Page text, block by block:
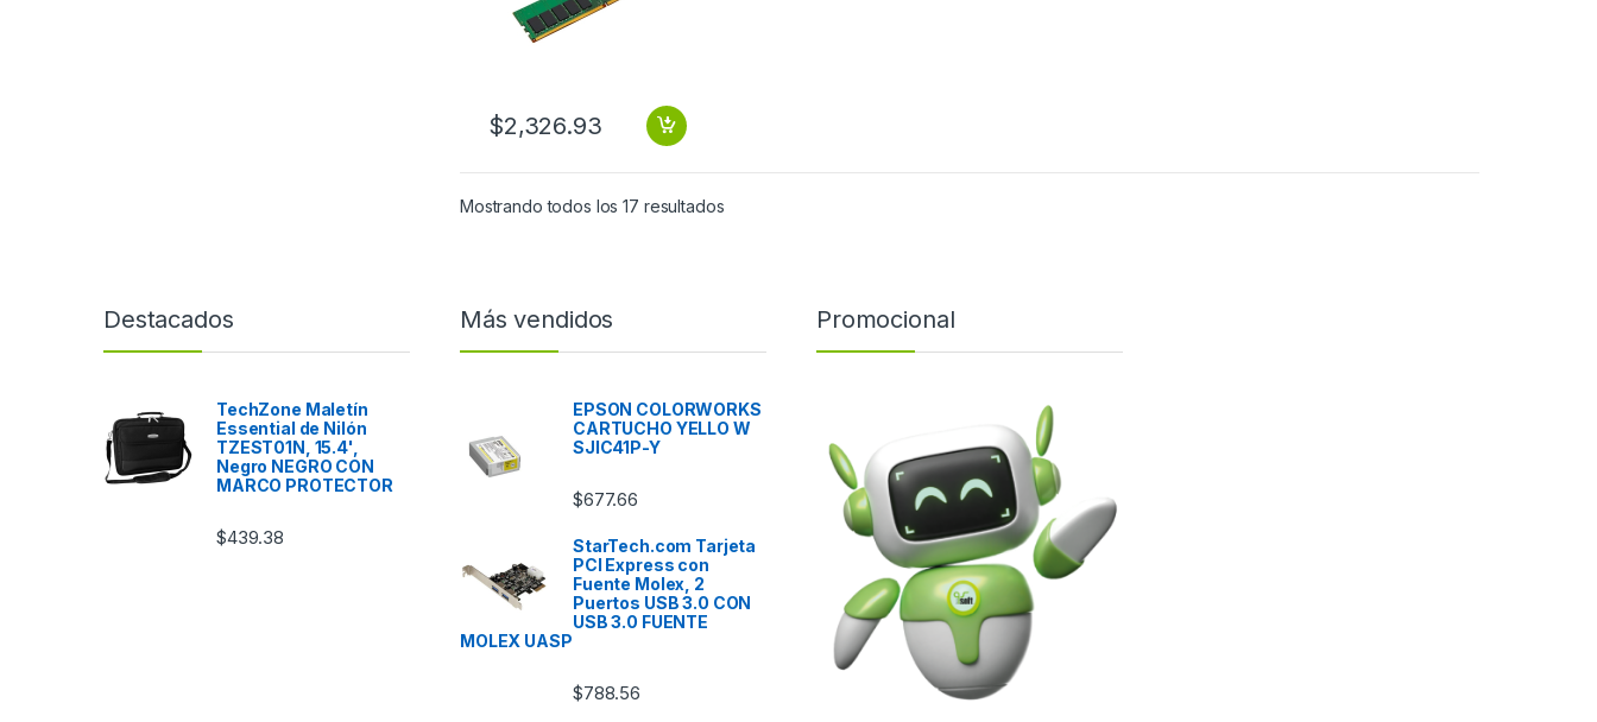
$2,326.93
Mostrando todos los 17 resultados
Destacados
TechZone Maletín
Essential de Nilón
TZEST01N, 15.4',
Negro NEGRO CON
MARCO PROTECTOR
$439.38
Más vendidos
EPSON COLORWORKS
CARTUCHO YELLO W
SJIC41P-Y
$677.66
StarTech.com Tarjeta
PCI Express con
Fuente Molex, 2
Puertos USB 3.0 CON
USB 3.0 FUENTE
MOLEX UASP
$788.56
Promocional